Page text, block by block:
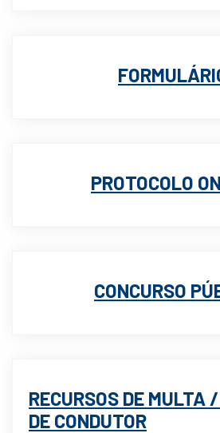
PROTOCOLO
CONCURSO
RECURSOS DE MULTA
DE CONDUTOR